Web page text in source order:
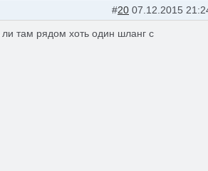
#20 07.12.2015
там рядом хоть один шланг с